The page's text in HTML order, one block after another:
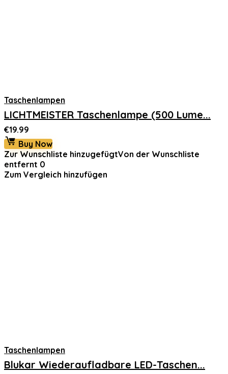
Taschenlampen
LICHTMEISTER Taschenlampe (500 Lume...
€19.99
Buy Now
Zur Wunschliste hinzugefügtVon der Wunschliste
entfernt 0
Zum Vergleich hinzufügen
Taschenlampen
Blukar Wiederaufladbare LED-Taschen...